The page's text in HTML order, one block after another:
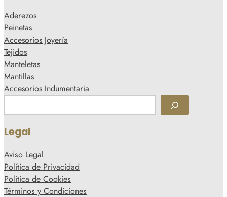
Aderezos
Peinetas
Accesorios Joyería
Tejidos
Manteletas
Mantillas
Accesorios Indumentaria
u
c
a
r
Legal
Aviso Legal
Política de Privacidad
Política de Cookies
Términos y Condiciones